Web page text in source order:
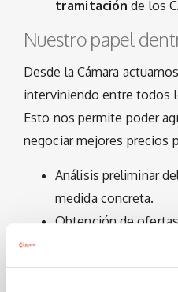
tramitación de los
Nuestro papel
Desde la Cámara
interviniendo entre todos
Esto nos permite poder
negociar mejores precios
Análisis preliminar
medida concreta.
Obtención de
Elaboración de la